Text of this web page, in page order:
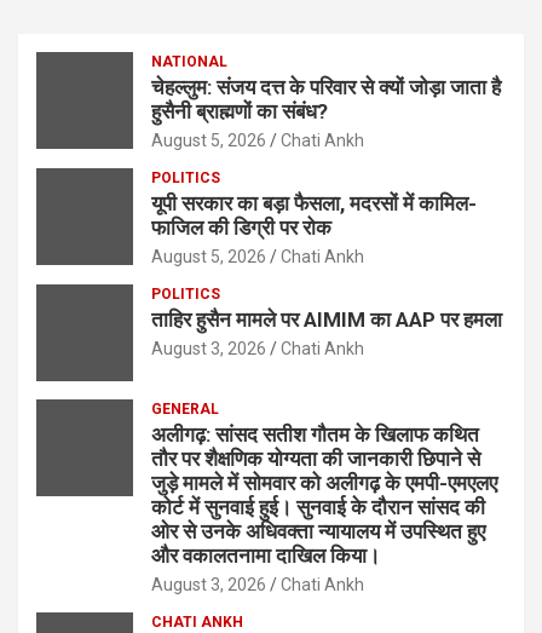
NATIONAL
चेहल्लुम: संजय दत्त के परिवार से क्यों जोड़ा जाता है
हुसैनी ब्राह्मणों का संबंध?
August 5, 2026 Chati Ankh
POLITICS
यूपी सरकार का बड़ा फैसला, मदरसों में कामिल-
फाजिल की डिग्री पर रोक
August 5, 2026 Chati Ankh
POLITICS
ताहिर हुसैन मामले पर AIMIM का AAP पर हमला
August 3, 2026 Chati Ankh
GENERAL
अलीगढ़: सांसद सतीश गौतम के खिलाफ कथित
तौर पर शैक्षणिक योग्यता की जानकारी छिपाने से
जुड़े मामले में सोमवार को अलीगढ़ के एमपी-एमएलए
कोर्ट में सुनवाई हुई। सुनवाई के दौरान सांसद की
ओर से उनके अधिवक्ता न्यायालय में उपस्थित हुए
और वकालतनामा दाखिल किया।
August 3, 2026 Chati Ankh
CHATI ANKH